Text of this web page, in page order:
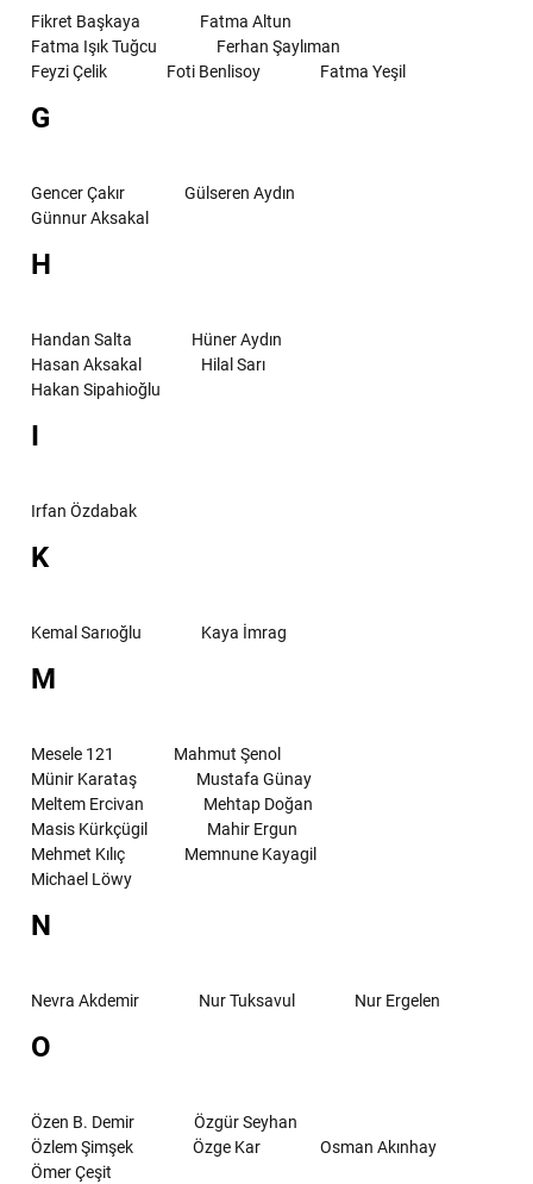
Fikret Başkaya
Fatma Altun
Fatma Işık Tuğcu
Ferhan Şaylıman
Feyzi Çelik
Foti Benlisoy Fatma Yeşil
G
Gencer Çakır
Gülseren Aydın
Günnur Aksakal
H
Handan Salta
Hüner Aydın
Hasan Aksakal
Hilal Sarı
Hakan Sipahioğlu
I
Irfan Özdabak
K
Kemal Sarıoğlu Kaya İmrag
M
Mesele 121
Mahmut Şenol
Münir Karataş
Mustafa Günay
Meltem Ercivan
Mehtap Doğan
Masis Kürkçügil
Mahir Ergun
Mehmet Kılıç
Memnune Kayagil
Michael Löwy
N
Nevra Akdemir Nur Tuksavul Nur Ergelen
O
Özen B. Demir
Özgür Seyhan
Özlem Şimşek
Özge Kar
Osman Akınhay
Ömer Çeşit